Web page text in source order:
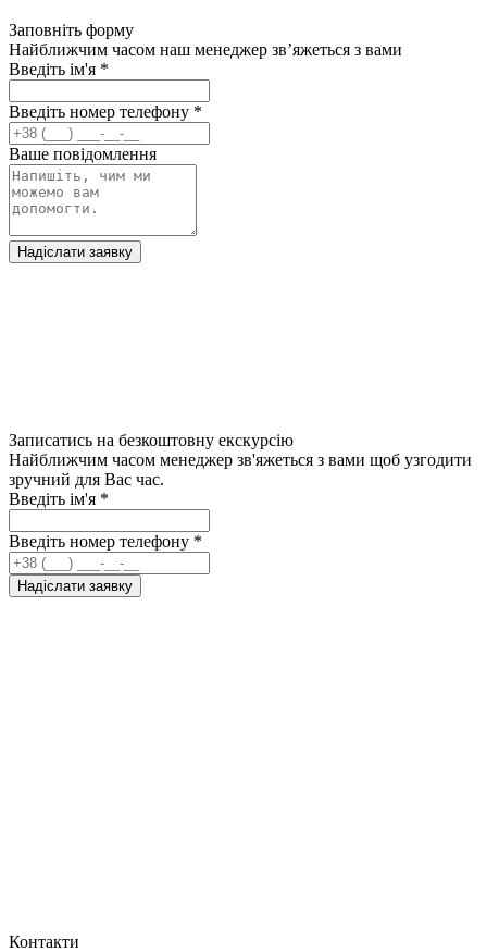
Заповніть форму
Найближчим часом наш менеджер зв’яжеться з вами
Введіть ім'я *
Введіть номер телефону *
Ваше повідомлення
Надіслати заявку
Записатись на безкоштовну екскурсію
Найближчим часом менеджер зв'яжеться з вами щоб узгодити
зручний для Вас час.
Введіть ім'я *
Введіть номер телефону *
Надіслати заявку
Контакти